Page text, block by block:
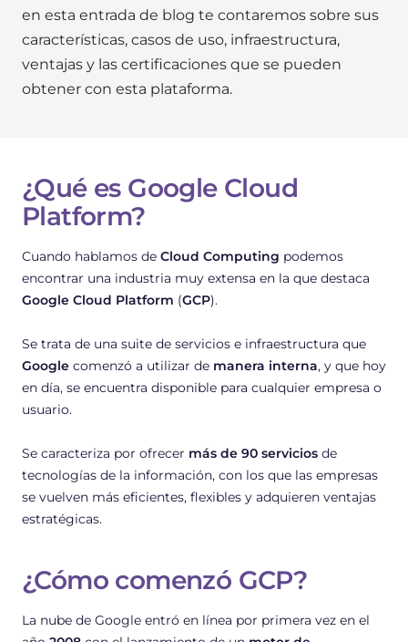
en esta entrada de blog te contaremos sobre sus
características, casos de uso, infraestructura,
ventajas y las certificaciones que se pueden
obtener con esta plataforma.
¿Qué es Google Cloud
Platform?
Cuando hablamos de Cloud Computing podemos
encontrar una industria muy extensa en la que destaca
Google Cloud Platform (GCP).
Se trata de una suite de servicios e infraestructura que
Google comenzó a utilizar de manera interna, y que hoy
en día, se encuentra disponible para cualquier empresa o
usuario.
Se caracteriza por ofrecer más de 90 servicios de
tecnologías de la información, con los que las empresas
se vuelven más eficientes, flexibles y adquieren ventajas
estratégicas.
¿Cómo comenzó GCP?
La nube de Google entró en línea por primera vez en el